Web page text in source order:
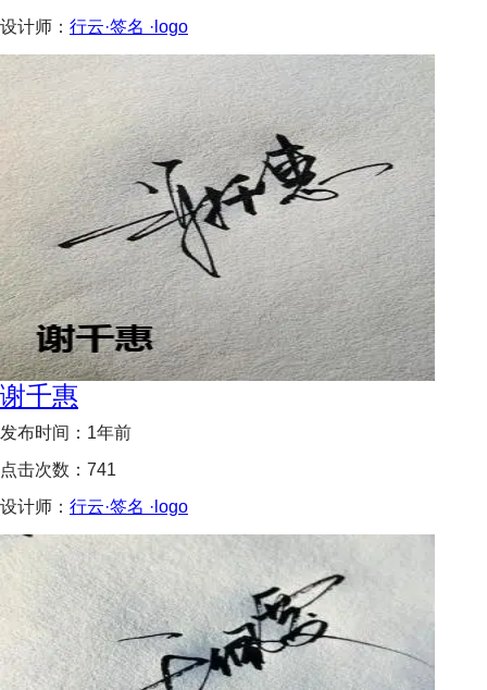
设计师： 行云·签名 ·logo
谢千惠
发布时间： 1年前
点击次数： 741
设计师： 行云·签名 ·logo